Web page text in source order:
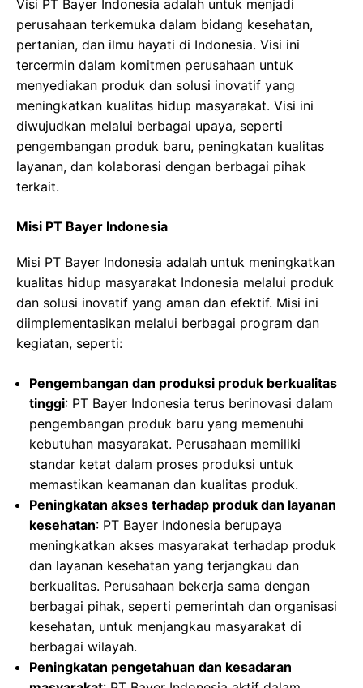
Visi PT Bayer Indonesia adalah untuk menjadi
perusahaan terkemuka dalam bidang kesehatan,
pertanian, dan ilmu hayati di Indonesia. Visi ini
tercermin dalam komitmen perusahaan untuk
menyediakan produk dan solusi inovatif yang
meningkatkan kualitas hidup masyarakat. Visi ini
diwujudkan melalui berbagai upaya, seperti
pengembangan produk baru, peningkatan kualitas
layanan, dan kolaborasi dengan berbagai pihak
terkait.
Misi PT Bayer Indonesia
Misi PT Bayer Indonesia adalah untuk meningkatkan
kualitas hidup masyarakat Indonesia melalui produk
dan solusi inovatif yang aman dan efektif. Misi ini
diimplementasikan melalui berbagai program dan
kegiatan, seperti:
Pengembangan dan produksi produk berkualitas
tinggi: PT Bayer Indonesia terus berinovasi dalam
pengembangan produk baru yang memenuhi
kebutuhan masyarakat. Perusahaan memiliki
standar ketat dalam proses produksi untuk
memastikan keamanan dan kualitas produk.
Peningkatan akses terhadap produk dan layanan
kesehatan: PT Bayer Indonesia berupaya
meningkatkan akses masyarakat terhadap produk
dan layanan kesehatan yang terjangkau dan
berkualitas. Perusahaan bekerja sama dengan
berbagai pihak, seperti pemerintah dan organisasi
kesehatan, untuk menjangkau masyarakat di
berbagai wilayah.
Peningkatan pengetahuan dan kesadaran